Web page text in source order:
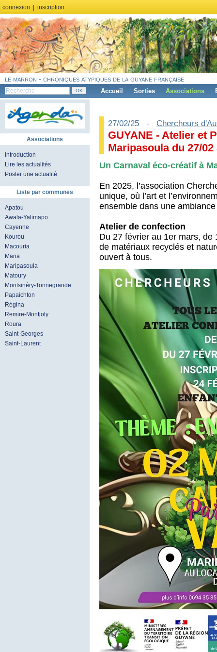
connexion inscription
le marron - chroniques atypiques de la guyane française
Accueil Sorties Associations
Associations
Introduction
Lire les actualités
Poster une actualité
Liste par communes
Apatou
Awala-Yalimapo
Cayenne
Kourou
Macouria
Mana
Maripasoula
Matoury
Montsinéry-Tonnegrande
Papaichton
Régina
Remire-Montjoly
Roura
Saint-Georges
Saint-Laurent
27/02/25 - Chercheurs
GUYANE - Atelier et
Maripasoula du 27/02
Un Carnaval éco-créatif à
En 2025, l’association
unique, où l’art et
ensemble dans une
Atelier de confection
Du 27 février au 1er mars,
de matériaux recyclés et
ouvert à tous.